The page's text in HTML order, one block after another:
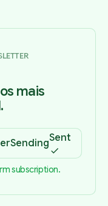
mais
SendingSent
subscription.